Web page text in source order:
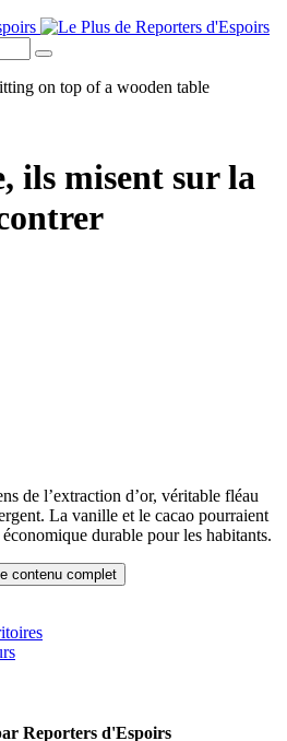
ils misent sur la
de l’extraction d’or, véritable fléau
La vanille et le cacao pourraient
durable pour les habitants.
contenu complet
Reporters d'Espoirs